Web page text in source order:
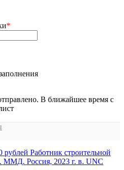
*
В ближайшее время с